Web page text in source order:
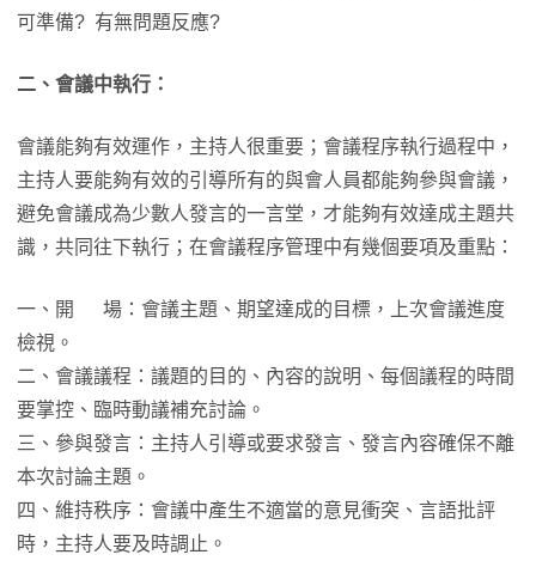
可準備? 有無問題反應?
二、會議中執行：
會議能夠有效運作，主持人很重要；會議程序執行過程中，
主持人要能夠有效的引導所有的與會人員都能夠參與會議，
避免會議成為少數人發言的一言堂，才能夠有效達成主題共
識，共同往下執行；在會議程序管理中有幾個要項及重點：
一、開 場：會議主題、期望達成的目標，上次會議進度
檢視。
二、會議議程：議題的目的、內容的說明、每個議程的時間
要掌控、臨時動議補充討論。
三、參與發言：主持人引導或要求發言、發言內容確保不離
本次討論主題。
四、維持秩序：會議中產生不適當的意見衝突、言語批評
時，主持人要及時調止。